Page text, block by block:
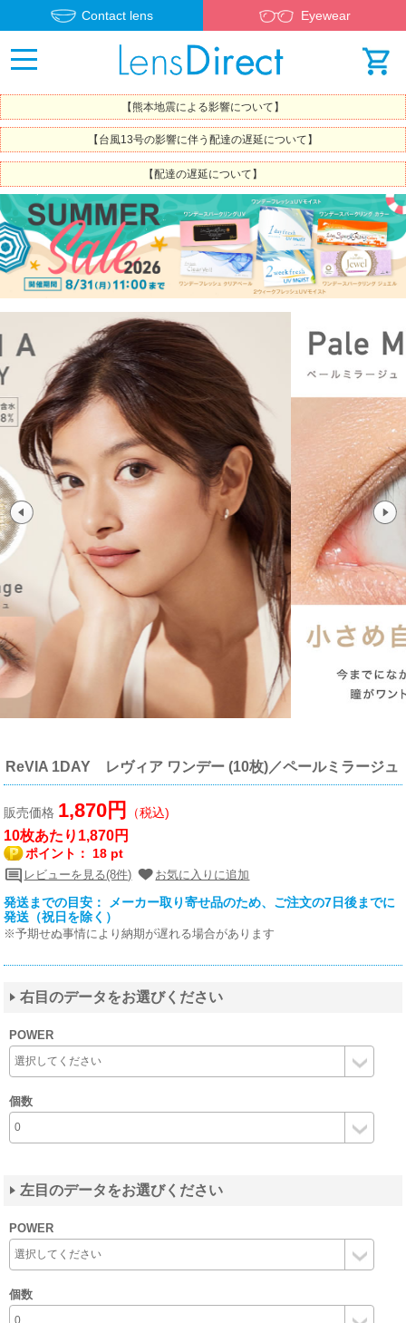
Contact lens Eyewear
【熊本地震による影響について】
【台風13号の影響に伴う配達の遅延について】
【配達の遅延について】
ReVIA 1DAY レヴィア ワンデー (10枚)／ペールミラージュ
販売価格 1,870円 （税込)
10枚あたり1,870円
ポイント： 18 pt
レビューを見る(8件) お気に入りに追加
発送までの目安： メーカー取り寄せ品のため、ご注文の7日後までに
発送（祝日を除く）
※予期せぬ事情により納期が遅れる場合があります
右目のデータをお選びください
POWER
個数
左目のデータをお選びください
POWER
個数